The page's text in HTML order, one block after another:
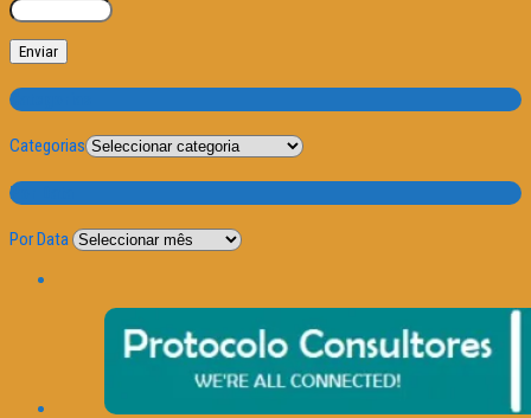
Categorias
Categorias
Por Data
Por Data